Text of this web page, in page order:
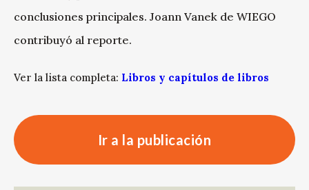
conclusiones principales. Joann Vanek de WIEGO
contribuyó al reporte.
Ver la lista completa: Libros y capítulos de libros
Ir a la publicación